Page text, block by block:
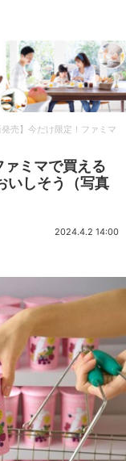
発売】今だけ限定！ファミマ
ァミマで買える
いしそう（写真
2024.4.2 14:00